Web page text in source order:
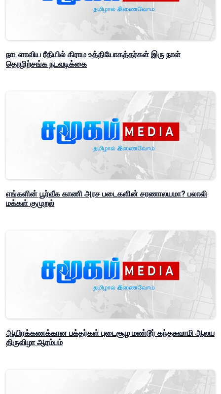
நாடளாவிய ரீதியில் கிராம உத்தியோகத்தர்கள் இரு நாள்
தொழிற்சங்க நடவடிக்கை
எங்களின் பூர்வீக காணி அரச படைகளின் சரணாலயமா? பலாலி
மக்கள் குமுறல்
ஆயிரக்கணக்கான பக்தர்கள் புடைசூழ மண்டூர் கந்தசுவாமி ஆலய
திருவிழா ஆரம்பம்